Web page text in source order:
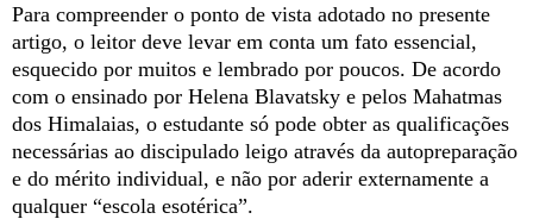
Para compreender o ponto de vista adotado no presente
artigo, o leitor deve levar em conta um fato essencial,
esquecido por muitos e lembrado por poucos. De acordo
com o ensinado por Helena Blavatsky e pelos Mahatmas
dos Himalaias, o estudante só pode obter as qualificações
necessárias ao discipulado leigo através da autopreparação
e do mérito individual, e não por aderir externamente a
qualquer “escola esotérica”.